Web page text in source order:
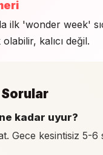
ilk 'wonder week'
kalıcı değil.
Sorular
kadar uyur?
Gece kesintisiz 5-6